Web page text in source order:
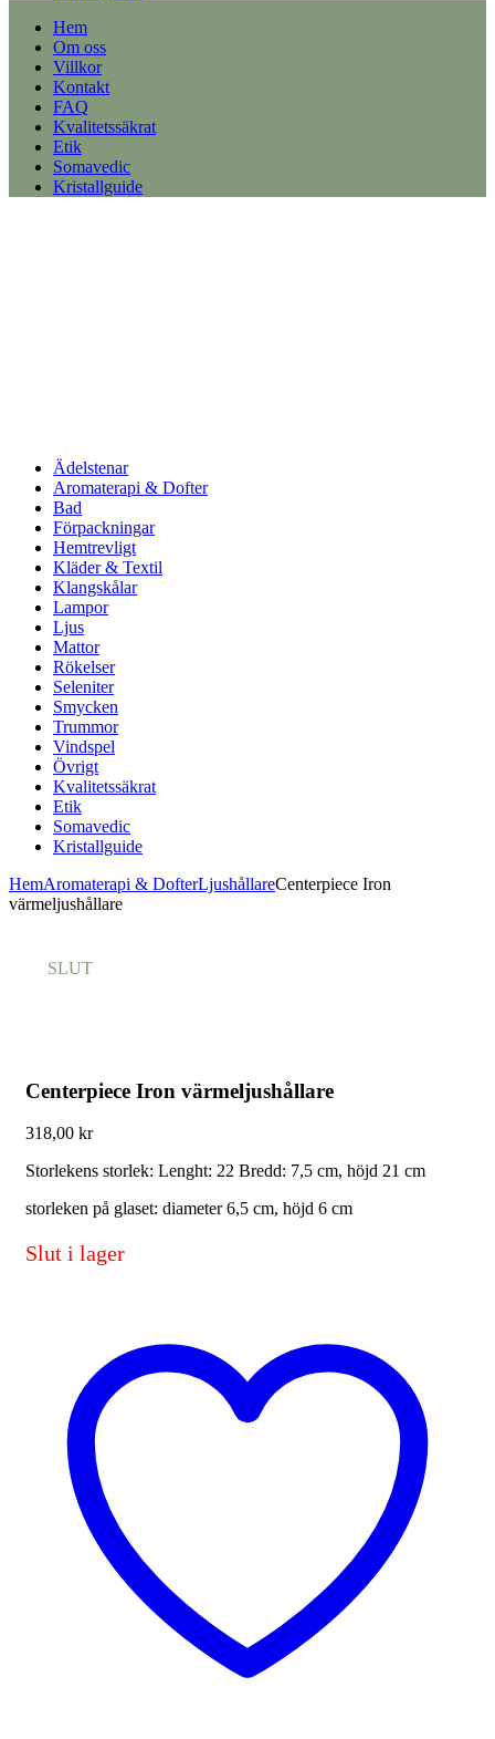
Hem
Om oss
Villkor
Kontakt
FAQ
Kvalitetssäkrat
Etik
Somavedic
Kristallguide
Ädelstenar
Aromaterapi & Dofter
Bad
Förpackningar
Hemtrevligt
Kläder & Textil
Klangskålar
Lampor
Ljus
Mattor
Rökelser
Seleniter
Smycken
Trummor
Vindspel
Övrigt
Kvalitetssäkrat
Etik
Somavedic
Kristallguide
HemAromaterapi & DofterLjushållareCenterpiece Iron
värmeljushållare
SLUT
Centerpiece Iron värmeljushållare
318,00 kr
Storlekens storlek: Lenght: 22 Bredd: 7,5 cm, höjd 21 cm
storleken på glaset: diameter 6,5 cm, höjd 6 cm
Slut i lager